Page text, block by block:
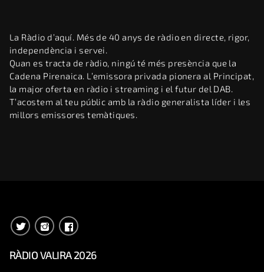
La Ràdio d’aquí. Més de 40 anys de ràdio en directe, rigor,
independència i servei.
Quan es tracta de ràdio, ningú té més presència que la
Cadena Pirenaica. L’emissora privada pionera al Principat,
la major oferta en ràdio i streaming i el futur del DAB.
T’acostem al teu públic amb la ràdio generalista líder i les
millors emissores temàtiques.
RÀDIO VALIRA 2026